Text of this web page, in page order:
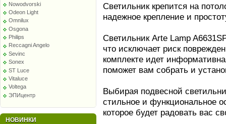
Nowodvorski
Odeon Light
Omnilux
Osgona
Philips
Reccagni Angelo
Sevinc
Sonex
ST Luce
Vitaluce
Voltega
ЭПИцентр
НОВИНКИ
Светильник крепится на
надежное крепление и
Светильник Arte Lamp
что исключает риск
комплекте идет
поможет вам собрать и
Выбирая подвесной
стильное и функциональное
которое будет радовать вас